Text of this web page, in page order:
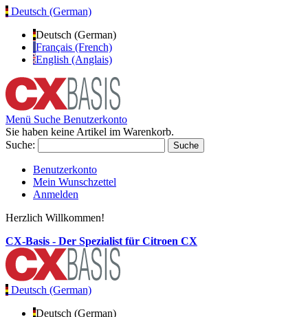
Deutsch (German)
Deutsch (German)
Français (French)
English (Anglais)
Menü Suche Benutzerkonto
Sie haben keine Artikel im Warenkorb.
Suche:
Suche
Benutzerkonto
Mein Wunschzettel
Anmelden
Herzlich Willkommen!
CX-Basis - Der Spezialist für Citroen CX
Deutsch (German)
Deutsch (German)